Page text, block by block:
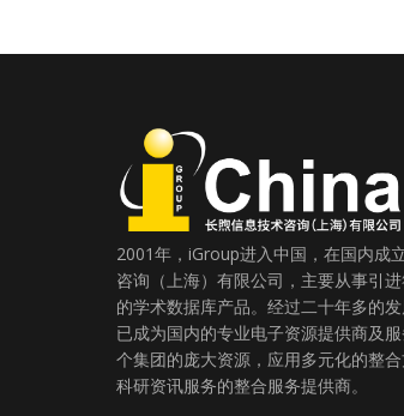
2001年，iGroup进入中国，在国内成
咨询（上海）有限公司，主要从事引
的学术数据库产品。经过二十年多的
已成为国内的专业电子资源提供商及
个集团的庞大资源，应用多元化的整
科研资讯服务的整合服务提供商。